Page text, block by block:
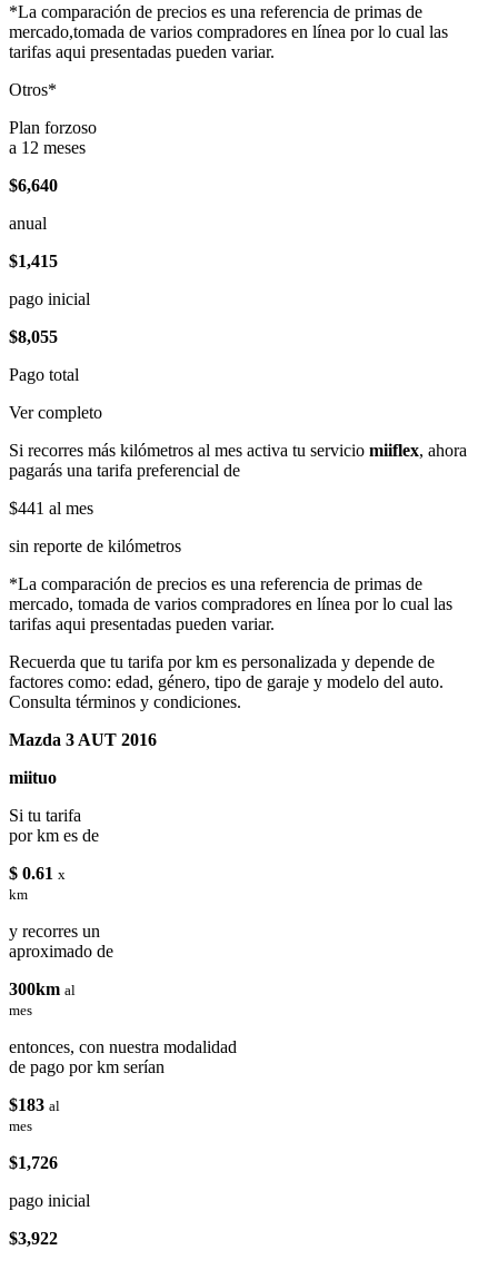
*La comparación de precios es una referencia de primas de
mercado,tomada de varios compradores en línea por lo cual las
tarifas aqui presentadas pueden variar.
Otros*
Plan forzoso
a 12 meses
$6,640
anual
$1,415
pago inicial
$8,055
Pago total
Ver completo
Si recorres más kilómetros al mes activa tu servicio miiflex, ahora
pagarás una tarifa preferencial de
$441 al mes
sin reporte de kilómetros
*La comparación de precios es una referencia de primas de
mercado, tomada de varios compradores en línea por lo cual las
tarifas aqui presentadas pueden variar.
Recuerda que tu tarifa por km es personalizada y depende de
factores como: edad, género, tipo de garaje y modelo del auto.
Consulta términos y condiciones.
Mazda 3 AUT 2016
miituo
Si tu tarifa
por km es de
$ 0.61 x
km
y recorres un
aproximado de
300km al
mes
entonces, con nuestra modalidad
de pago por km serían
$183 al
mes
$1,726
pago inicial
$3,922